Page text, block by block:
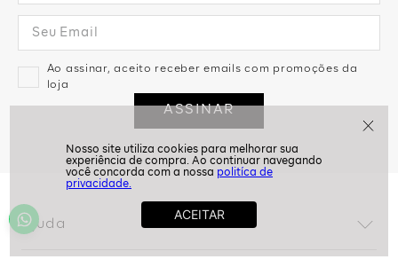
politíca de
privacidade.
Ao assinar, aceito receber emails com promoções da
loja
ASSINAR
Ajuda